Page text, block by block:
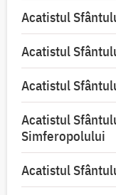
Acatistul
Acatistul
Acatistul
Acatistul
Simferopolului
Acatistul